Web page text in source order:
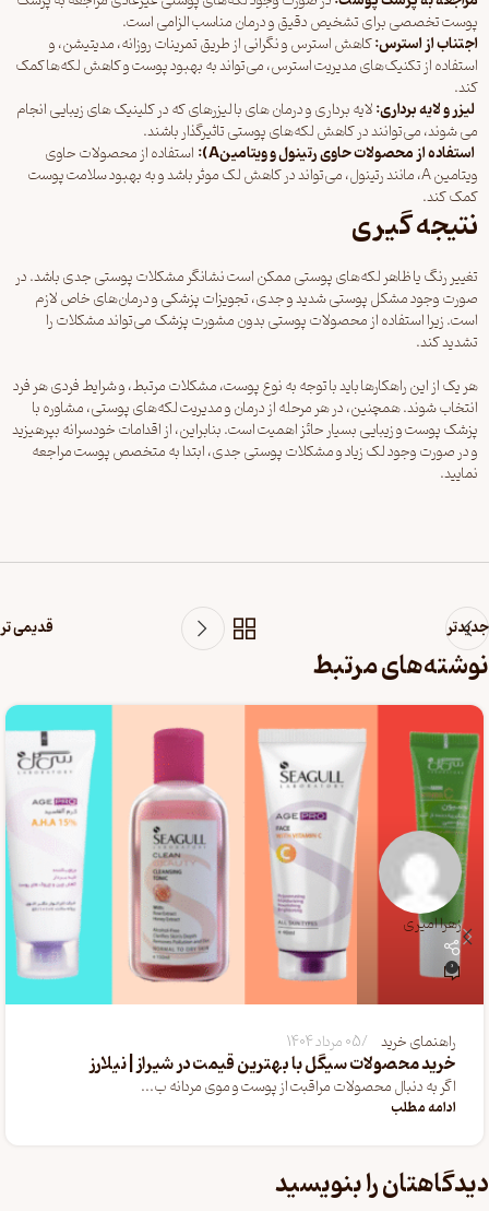
پوست تخصصی برای تشخیص دقیق و درمان مناسب الزامی است.
اجتناب از استرس:کاهش استرس و نگرانی از طریق تمرینات روزانه، مدیتیشن، و
استفاده از تکنیک‌های مدیریت استرس، می‌تواند به بهبود پوست و کاهش لکه‌ها کمک
کند.
لیزر و لایه برداری:لایه برداری و درمان های با لیزرهای که در کلینیک های زیبایی انجام
می شوند، می‌توانند در کاهش لکه‌های پوستی تاثیرگذار باشند.
استفاده از محصولات حاوی رتینول و ویتامینA): استفاده از محصولات حاوی
ویتامین A، مانند رتینول، می‌تواند در کاهش لک موثر باشد و به بهبود سلامت پوست
کمک کند.
نتیجه گیری
تغییر رنگ یا ظاهر لکه‌های پوستی ممکن است نشانگر مشکلات پوستی جدی باشد. در
صورت وجود مشکل پوستی شدید و جدی، تجویزات پزشکی و درمان‌های خاص لازم
است. زیرا استفاده از محصولات پوستی بدون مشورت پزشک می‌تواند مشکلات را
تشدید کند.
هر یک از این راهکارها باید با توجه به نوع پوست، مشکلات مرتبط، و شرایط فردی هر فرد
انتخاب شوند. همچنین، در هر مرحله از درمان و مدیریت لکه‌های پوستی، مشاوره با
پزشک پوست و زیبایی بسیار حائز اهمیت است. بنابراین، از اقدامات خودسرانه بپرهیزید
و در صورت وجود لک زیاد و مشکلات پوستی جدی، ابتدا به متخصص پوست مراجعه
نمایید.
جدیدتر قدیمی تر
نوشته‌های مرتبط
زهرا امیری
0
راهنمای خرید 05 مرداد 1404
خرید محصولات سیگل با بهترین قیمت در شیراز | نیلارز
اگر به دنبال محصولات مراقبت از پوست و موی مردانه ب...
ادامه مطلب
دیدگاهتان را بنویسید